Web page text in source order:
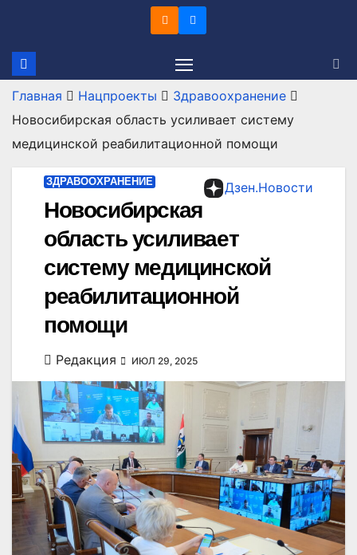
содержимому
Главная Нацпроекты
Здравоохранение
Новосибирская область усиливает систему
медицинской реабилитационной помощи
Дзен.Новости
ЗДРАВООХРАНЕНИЕ
Новосибирская
область усиливает
систему медицинской
реабилитационной
помощи
Редакция ИЮЛ 29, 2025